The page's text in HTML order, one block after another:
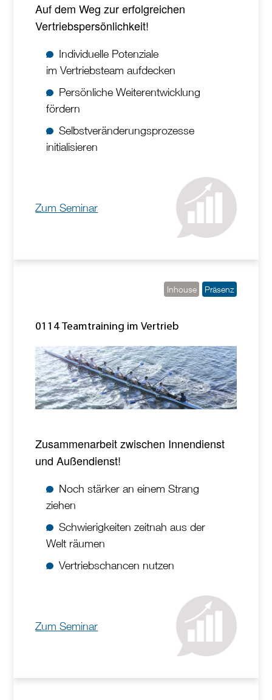
Auf dem Weg zur erfolgreichen
Vertriebspersönlichkeit!
Individuelle Potenziale
im Vertriebsteam aufdecken
Persönliche Weiterentwicklung
fördern
Selbstveränderungsprozesse
initialisieren
Zum Seminar
Inhouse Präsenz
0114 Teamtraining im Vertrieb
Zusammenarbeit zwischen Innendienst
und Außendienst!
Noch stärker an einem Strang
ziehen
Schwierigkeiten zeitnah aus der
Welt räumen
Vertriebschancen nutzen
Zum Seminar